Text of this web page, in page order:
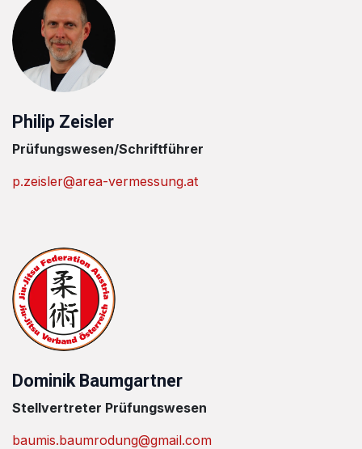
Philip Zeisler
Prüfungswesen/Schriftführer
p.zeisler@area-vermessung.at
Dominik Baumgartner
Stellvertreter Prüfungswesen
baumis.baumrodung@gmail.com